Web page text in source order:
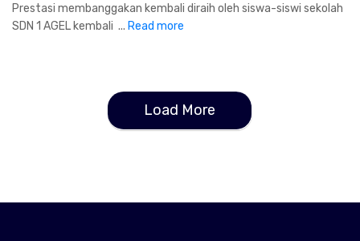
Prestasi membanggakan kembali diraih oleh siswa-siswi sekolah
SDN 1 AGEL kembali ... Read more
Load More